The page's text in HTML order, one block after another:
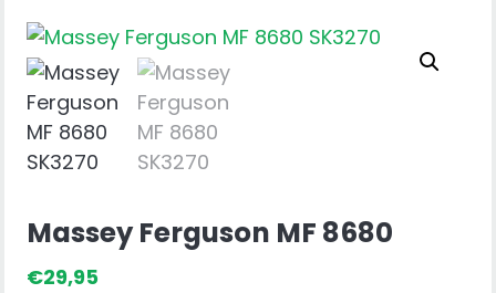
Massey Ferguson MF 8680
€29,95